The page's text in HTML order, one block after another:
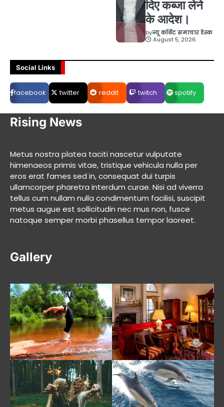
दिए कब्जा लेने
के आदेश।
byन्यू कॉर्बेट समाचार डेस्क
August 5, 2026
Social Links
facebook twitter reddit twitch spotify
Rising News
Metus nostra platea taciti nascetur vulputate
himenaeos primis vitae, tristique vehicula nulla per
eros erat fames sed in, consequat dui turpis
ullamcorper pharetra interdum curae. Nisi ad viverra
tellus cum nullam nulla condimentum facilisi, suscipit
metus augue est sollicitudin nec mus non, fusce
natoque semper morbi phasellus tempor laoreet.
Gallery